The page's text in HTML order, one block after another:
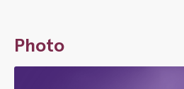
Photo